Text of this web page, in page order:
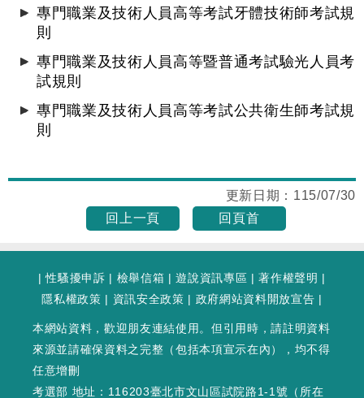
專門職業及技術人員高等考試牙體技術師考試規
則
專門職業及技術人員高等暨普通考試驗光人員考
試規則
專門職業及技術人員高等考試公共衛生師考試規
則
更新日期： 115/07/30
回上一頁
回頁首
|性騷擾申訴 | 檢舉信箱 |遊說資訊專區 |著作權聲明 |
隱私權政策 | 資訊安全政策 | 政府網站資料開放宣告 |
本網站資料，歡迎朋友連結使用。但引用時，請註明資料
來源並請確保資料之完整（包括本項宣示在內），均不得
任意增刪
考選部 地址：116203臺北市文山區試院路1-1號（ 所在